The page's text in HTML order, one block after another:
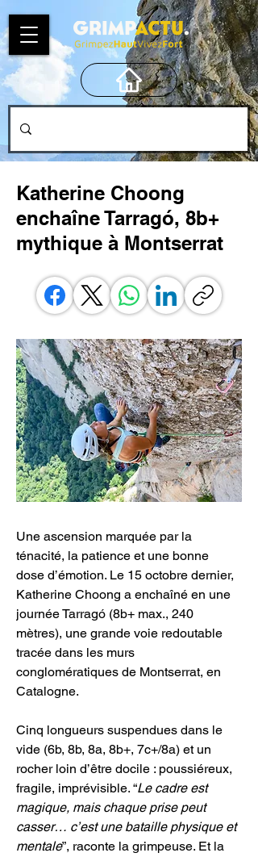
Katherine Choong
enchaîne Tarragó, 8b+
mythique à Montserrat
Une ascension marquée par la
ténacité, la patience et une bonne
dose d’émotion. Le 15 octobre dernier,
Katherine Choong a enchaîné en une
journée Tarragó (8b+ max., 240
mètres), une grande voie redoutable
tracée dans les murs
conglomératiques de Montserrat, en
Catalogne.
Cinq longueurs suspendues dans le
vide (6b, 8b, 8a, 8b+, 7c+/8a) et un
rocher loin d’être docile : poussiéreux,
fragile, imprévisible. “Le cadre est
magique, mais chaque prise peut
casser… c’est une bataille physique et
mentale”, raconte la grimpeuse. Et la